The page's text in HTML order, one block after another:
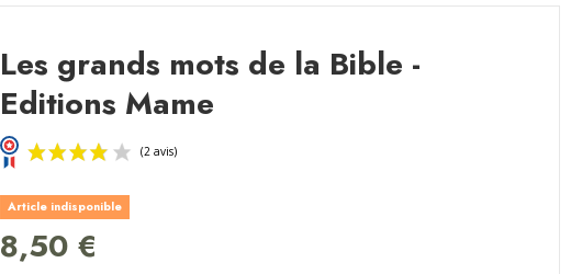
Les grands mots de la Bible -
Editions Mame
Article indisponible
8,50 €